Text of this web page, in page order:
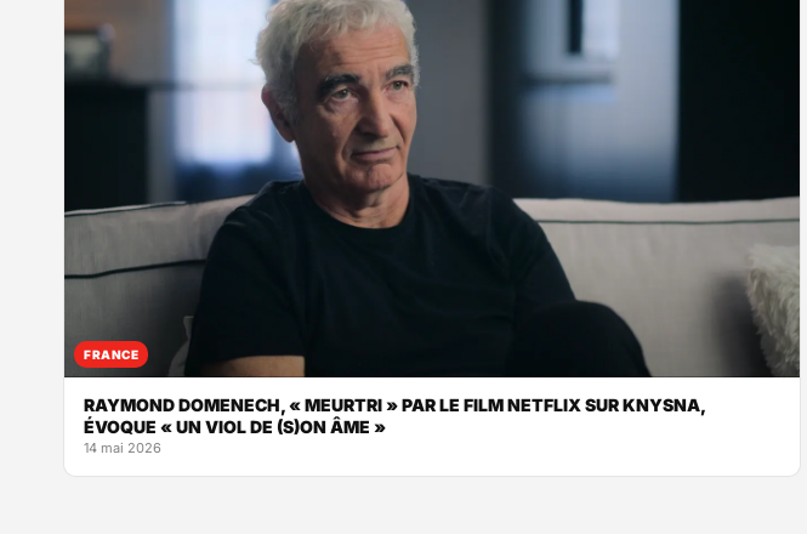
FRANCE
RAYMOND DOMENECH, « MEURTRI » PAR LE FILM NETFLIX SUR KNYSNA,
ÉVOQUE « UN VIOL DE (S)ON ÂME »
14 mai 2026